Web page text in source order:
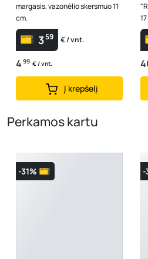
margasis, vazonėlio skersmuo 11
cm.
359 € / vnt.
4 99 € / vnt.
Į krepšelį
Perkamos kartu
-31% -